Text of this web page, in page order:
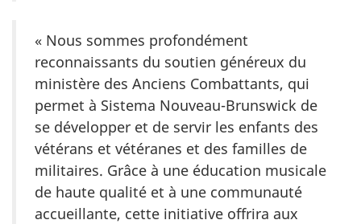
« Nous sommes profondément
reconnaissants du soutien généreux du
ministère des Anciens Combattants, qui
permet à Sistema Nouveau-Brunswick de
se développer et de servir les enfants des
vétérans et vétéranes et des familles de
militaires. Grâce à une éducation musicale
de haute qualité et à une communauté
accueillante, cette initiative offrira aux